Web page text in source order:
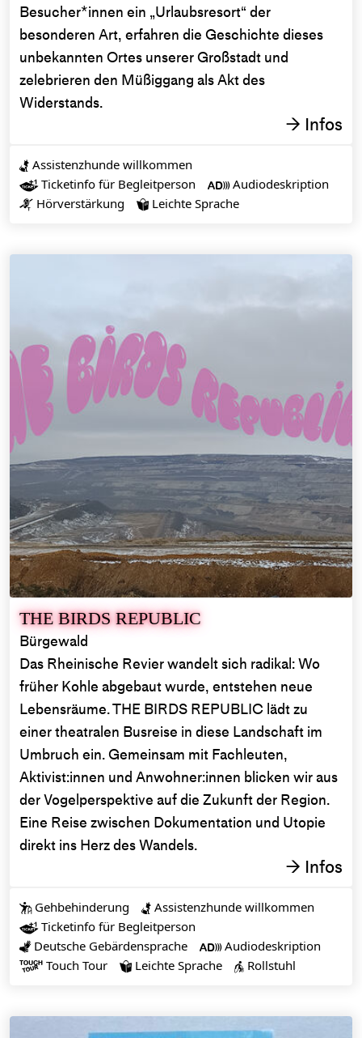
Besucher*innen ein „Urlaubsresort“ der
besonderen Art, erfahren die Geschichte dieses
unbekannten Ortes unserer Großstadt und
zelebrieren den Müßiggang als Akt des
Widerstands.
→ Infos
 Assistenzhunde willkommen
Ticketinfo für Begleitperson Audiodeskription
 Hörverstärkung  Leichte Sprache
THE BIRDS REPUBLIC
Bürgewald
Das Rheinische Revier wandelt sich radikal: Wo
früher Kohle abgebaut wurde, entstehen neue
Lebensräume. THE BIRDS REPUBLIC lädt zu
einer theatralen Busreise in diese Landschaft im
Umbruch ein. Gemeinsam mit Fachleuten,
Aktivist:innen und Anwohner:innen blicken wir aus
der Vogelperspektive auf die Zukunft der Region.
Eine Reise zwischen Dokumentation und Utopie
direkt ins Herz des Wandels.
→ Infos
Gehbehinderung  Assistenzhunde willkommen
Ticketinfo für Begleitperson
Deutsche Gebärdensprache Audiodeskription
 Touch Tour  Leichte Sprache  Rollstuhl